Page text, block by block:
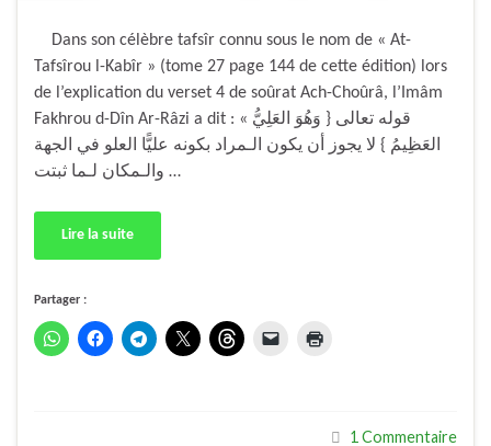
Dans son célèbre tafsîr connu sous le nom de « At-
Tafsîrou l-Kabîr » (tome 27 page 144 de cette édition) lors
de l’explication du verset 4 de soûrat Ach-Choûrâ, l’Imâm
Fakhrou d-Dîn Ar-Râzi a dit : « قوله تعالى { وَهُوَ العَلِيُّ
العَظِيمُ } لا يجوز أن يكون الـمراد بكونه عليًّا العلو في الجهة
والـمكان لـما ثبتت …
Lire la suite
Partager :
1 Commentaire